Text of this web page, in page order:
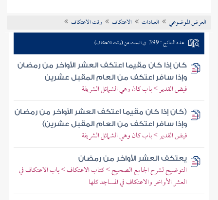
تراجم الأعلام
العرض الموضوعي العبادات الاعتكاف وقت الاعتكاف
عدد النتائج : 399 في البحث عن (وقت الاعتكاف)
كان إذا كان مقيما اعتكف العشر الأواخر من رمضان
وإذا سافر اعتكف من العام المقبل عشرين
فيض القدير > باب كان وهي الشمائل الشريفة
(كان إذا كان مقيما اعتكف العشر الأواخر من رمضان
وإذا سافر اعتكف من العام المقبل عشرين)
فيض القدير > باب كان وهي الشمائل الشريفة
يعتكف العشر الأواخر من رمضان
التوضيح لشرح الجامع الصحيح > كتاب الاعتكاف > باب الاعتكاف في
العشر الأواخر والاعتكاف في المساجد كلها